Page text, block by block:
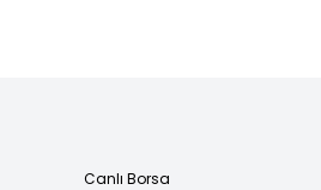
Canlı Borsa